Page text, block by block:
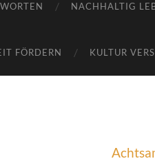
NACHHALTIG
FÖRDERN KULTUR